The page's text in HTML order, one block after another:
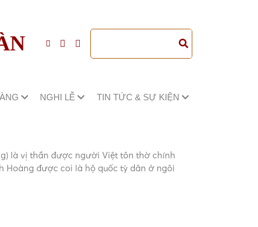
NGHI LỄ TIN TỨC & SỰ KIỆN
là vị thần được người Việt tôn thờ chính
Hoàng được coi là hộ quốc tỳ dân ở ngôi